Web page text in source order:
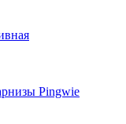
Pingwie